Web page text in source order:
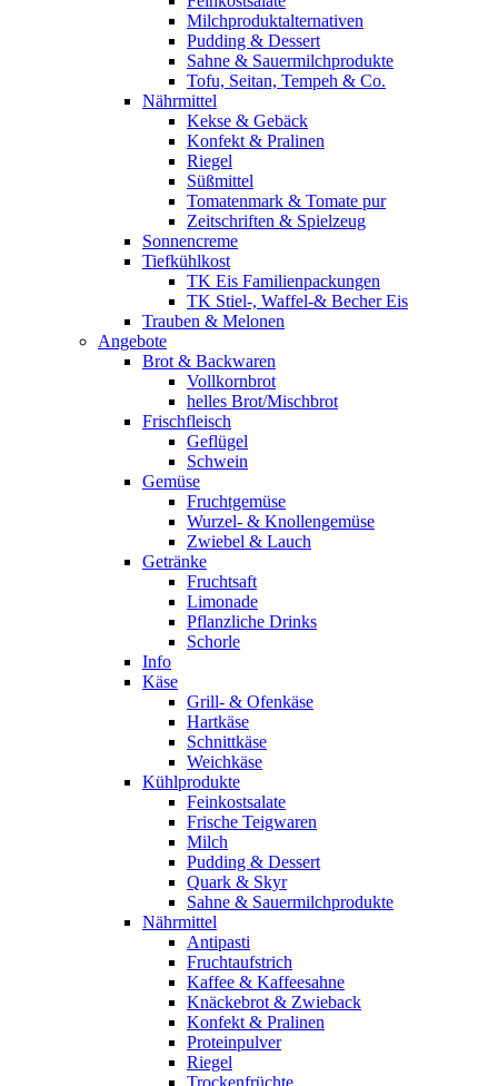
Milchproduktalternativen
Pudding & Dessert
Sahne & Sauermilchprodukte
Tofu, Seitan, Tempeh & Co.
Nährmittel
Kekse & Gebäck
Konfekt & Pralinen
Riegel
Süßmittel
Tomatenmark & Tomate pur
Zeitschriften & Spielzeug
Sonnencreme
Tiefkühlkost
TK Eis Familienpackungen
TK Stiel-, Waffel-& Becher Eis
Trauben & Melonen
Angebote
Brot & Backwaren
Vollkornbrot
helles Brot/Mischbrot
Frischfleisch
Geflügel
Schwein
Gemüse
Fruchtgemüse
Wurzel- & Knollengemüse
Zwiebel & Lauch
Getränke
Fruchtsaft
Limonade
Pflanzliche Drinks
Schorle
Info
Käse
Grill- & Ofenkäse
Hartkäse
Schnittkäse
Weichkäse
Kühlprodukte
Feinkostsalate
Frische Teigwaren
Milch
Pudding & Dessert
Quark & Skyr
Sahne & Sauermilchprodukte
Nährmittel
Antipasti
Fruchtaufstrich
Kaffee & Kaffeesahne
Knäckebrot & Zwieback
Konfekt & Pralinen
Proteinpulver
Riegel
Trockenfrüchte